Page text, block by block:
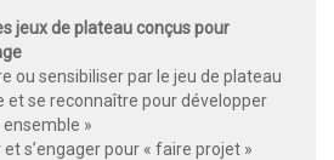
jeux de plateau conçus pour
ou sensibiliser par le jeu de plateau
et se reconnaître pour développer
»
et s’engager pour « faire projet »